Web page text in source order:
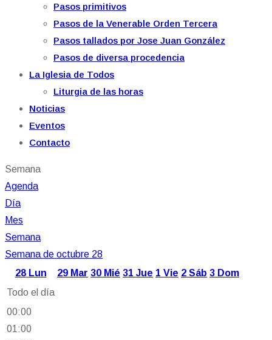
Pasos primitivos
Pasos de la Venerable Orden Tercera
Pasos tallados por Jose Juan González
Pasos de diversa procedencia
La Iglesia de Todos
Liturgia de las horas
Noticias
Eventos
Contacto
Semana
Agenda
Día
Mes
Semana
Semana de octubre 28
28 Lun 29 Mar 30 Mié 31 Jue 1 Vie 2 Sáb 3 Dom
Todo el día
00:00
01:00